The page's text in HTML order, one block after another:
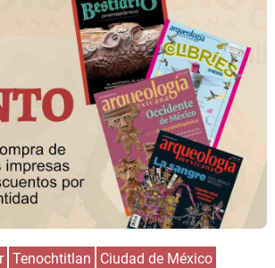
Tenochtitlan
Ciudad de México